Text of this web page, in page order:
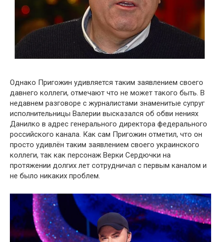
Однако Пригожин удивляется таким заявлением своего
давнего коллеги, отмечают что не может такого быть. В
недавнем разговоре с журналистами знаменитые супруг
исполнительницы Валерии высказался об обви нениях
Данилко в адрес генерального директора федерального
российского канала. Как сам Пригожин отметил, что он
просто удивлён таким заявлением своего украинского
коллеги, так как персонаж Верки Сердючки на
протяжении долгих лет сотрудничал с первым каналом и
не было никаких прoблем.